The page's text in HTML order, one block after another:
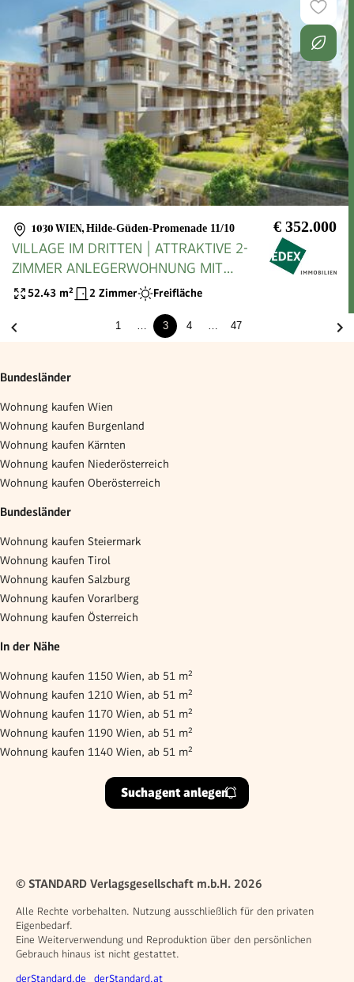
1030 WIEN, Hilde-Güden-Promenade 11/10 € 352.000
VILLAGE IM DRITTEN | ATTRAKTIVE 2-
ZIMMER ANLEGERWOHNUNG MIT
LOGGIA | ANLEGER
52.43 m² 2 Zimmer Freifläche
1 3 4 47
Bundesländer
Wohnung kaufen Wien
Wohnung kaufen Burgenland
Wohnung kaufen Kärnten
Wohnung kaufen Niederösterreich
Wohnung kaufen Oberösterreich
Bundesländer
Wohnung kaufen Steiermark
Wohnung kaufen Tirol
Wohnung kaufen Salzburg
Wohnung kaufen Vorarlberg
Wohnung kaufen Österreich
In der Nähe
Wohnung kaufen 1150 Wien, ab 51 m²
Wohnung kaufen 1210 Wien, ab 51 m²
Wohnung kaufen 1170 Wien, ab 51 m²
Wohnung kaufen 1190 Wien, ab 51 m²
Wohnung kaufen 1140 Wien, ab 51 m²
Suchagent anlegen
© STANDARD Verlagsgesellschaft m.b.H. 2026
Alle Rechte vorbehalten. Nutzung ausschließlich für den privaten
Eigenbedarf.
Eine Weiterverwendung und Reproduktion über den persönlichen
Gebrauch hinaus ist nicht gestattet.
Weitere Angebote
derStandard.de derStandard.at